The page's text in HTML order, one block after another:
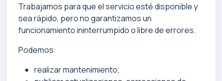
Trabajamos para que el servicio esté disponible y
sea rápido, pero no garantizamos un
funcionamiento ininterrumpido o libre de errores.
Podemos:
realizar mantenimiento;